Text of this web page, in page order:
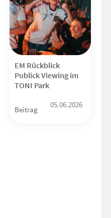
EM Rückblick
Publick Viewing im
TONI Park
Beitrag
05.06.2026